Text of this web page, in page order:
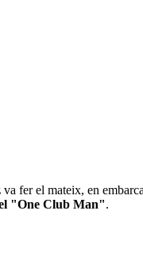
va fer el mateix, en
"One Club Man".